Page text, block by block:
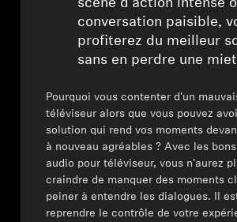
scène d'action intense
conversation paisible,
profiterez du meilleur
sans en perdre une
Pourquoi vous contenter d'un
téléviseur alors que vous pouvez
solution qui rend vos moments
à nouveau agréables ? Avec les
audio pour téléviseur, vous n'aurez
craindre de manquer des moments
peiner à entendre les dialogues. Il
reprendre le contrôle de votre